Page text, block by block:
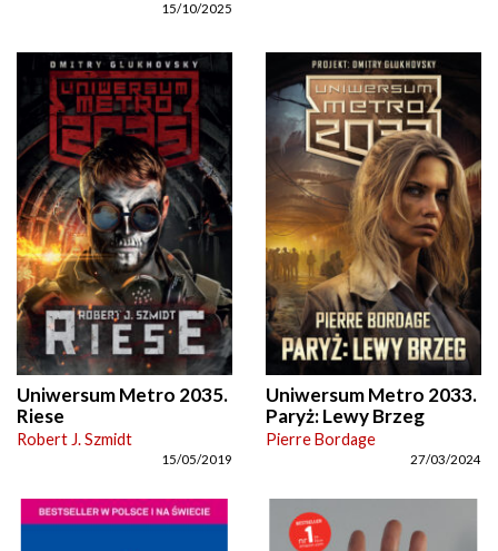
15/10/2025
Uniwersum Metro 2035.
Riese
Robert J. Szmidt
15/05/2019
Uniwersum Metro 2033.
Paryż: Lewy Brzeg
Pierre Bordage
27/03/2024